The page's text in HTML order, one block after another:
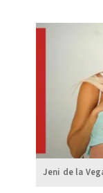
Jeni de la